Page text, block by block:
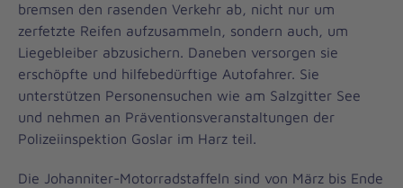
bremsen den rasenden Verkehr ab, nicht nur um
zerfetzte Reifen aufzusammeln, sondern auch, um
Liegebleiber abzusichern. Daneben versorgen sie
erschöpfte und hilfebedürftige Autofahrer. Sie
unterstützen Personensuchen wie am Salzgitter See
und nehmen an Präventionsveranstaltungen der
Polizeiinspektion Goslar im Harz teil.
Die Johanniter-Motorradstaffeln sind von März bis Ende